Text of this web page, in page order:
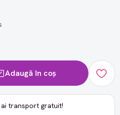
Adaugă în coș
transport gratuit!